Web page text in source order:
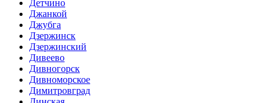
Детчино
Джанкой
Джубга
Дзержинск
Дзержинский
Дивеево
Дивногорск
Дивноморское
Димитровград